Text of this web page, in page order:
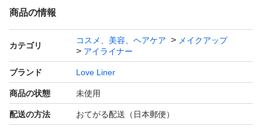
PEANUTSが作中で掲げる「TAKE CARE（思いやり）
周りの人たち、そして地球を思いやる考え方に共感し、環
境に配慮しているラブ・ライナーとのコラボレーションが
実現。 パッケージやボトルにはスヌーピーと親友のウッ
ドストック、スヌーピーのきょうだいたちを取り入れた、
カラフルで目を引くデザインに。 ボトルデザインではラ
商品の情報
カテゴリ
コスメ、美容、ヘアケア
メイクアップ
アイライナー
ブランド Love Liner
商品の状態 未使用
配送の方法 おてがる配送（日本郵便）